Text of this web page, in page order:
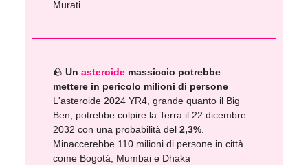
Murati
🪨 Un asteroide massiccio potrebbe
mettere in pericolo milioni di persone
L'asteroide 2024 YR4, grande quanto il Big
Ben, potrebbe colpire la Terra il 22 dicembre
2032 con una probabilità del 2,3%.
Minaccerebbe 110 milioni di persone in città
come Bogotá, Mumbai e Dhaka